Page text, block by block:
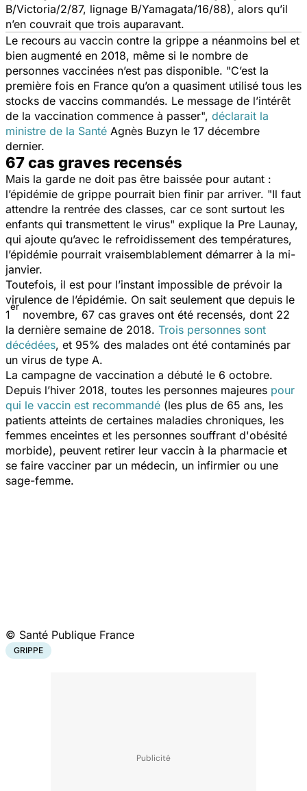
B/Victoria/2/87, lignage B/Yamagata/16/88), alors qu’il
n’en couvrait que trois auparavant.
Le recours au vaccin contre la grippe a néanmoins bel et
bien augmenté en 2018, même si le nombre de
personnes vaccinées n’est pas disponible. "C’est la
première fois en France qu’on a quasiment utilisé tous les
stocks de vaccins commandés. Le message de l’intérêt
de la vaccination commence à passer", déclarait la
ministre de la Santé Agnès Buzyn le 17 décembre
dernier.
67 cas graves recensés
Mais la garde ne doit pas être baissée pour autant :
l’épidémie de grippe pourrait bien finir par arriver. "Il faut
attendre la rentrée des classes, car ce sont surtout les
enfants qui transmettent le virus" explique la Pre Launay,
qui ajoute qu’avec le refroidissement des températures,
l’épidémie pourrait vraisemblablement démarrer à la mi-
janvier.
Toutefois, il est pour l’instant impossible de prévoir la
virulence de l’épidémie. On sait seulement que depuis le
1
er
novembre, 67 cas graves ont été recensés, dont 22
la dernière semaine de 2018. Trois personnes sont
décédées, et 95% des malades ont été contaminés par
un virus de type A.
La campagne de vaccination a débuté le 6 octobre.
Depuis l’hiver 2018, toutes les personnes majeures pour
qui le vaccin est recommandé (les plus de 65 ans, les
patients atteints de certaines maladies chroniques, les
femmes enceintes et les personnes souffrant d'obésité
morbide), peuvent retirer leur vaccin à la pharmacie et
se faire vacciner par un médecin, un infirmier ou une
sage-femme.
© Santé Publique France
GRIPPE